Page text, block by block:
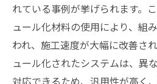
れている事例が挙げられます。
ュール化材料の使用により、組
われ、施工速度が大幅に改善さ
ュール化されたシステムは、異
対応できるため、汎用性が高く